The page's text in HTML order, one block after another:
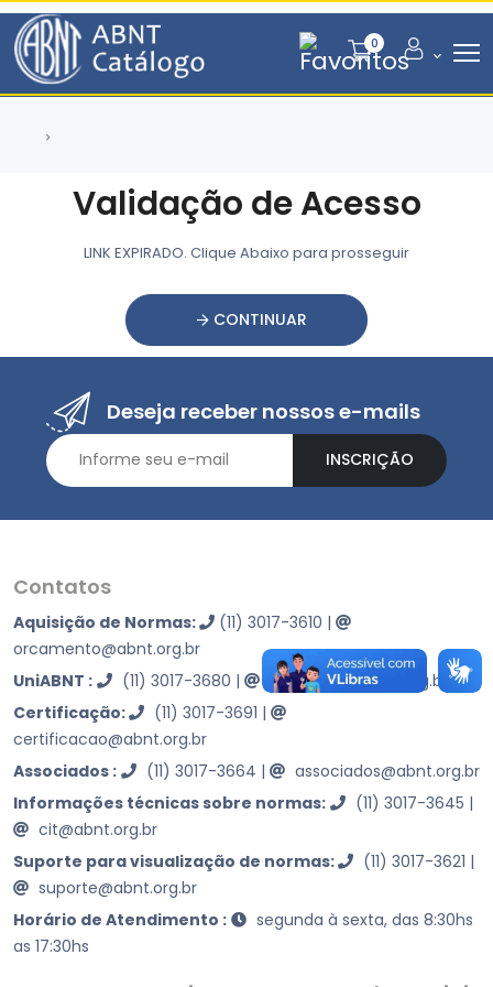
0
Validação de Acesso
LINK EXPIRADO. Clique Abaixo para prosseguir
CONTINUAR
Deseja receber nossos e-mails
INSCRIÇÃO
Contatos
Aquisição de Normas: (11) 3017-3610 |
orcamento@abnt.org.br
UniABNT :
(11) 3017-3680 |
educacao@abnt.org.br
Certificação:
(11) 3017-3691 |
certificacao@abnt.org.br
Associados :
(11) 3017-3664 |
associados@abnt.org.br
Informações técnicas sobre normas:
(11) 3017-3645 |
cit@abnt.org.br
Suporte para visualização de normas:
(11) 3017-3621 |
suporte@abnt.org.br
Horário de Atendimento :
segunda à sexta, das 8:30hs
as 17:30hs